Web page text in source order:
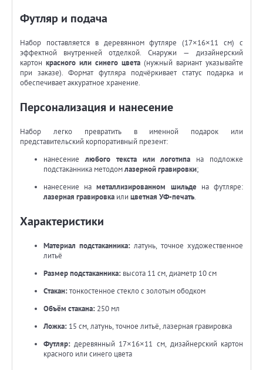
Футляр и подача
Набор поставляется в деревянном футляре (17×16×11 см) с
эффектной внутренней отделкой. Снаружи — дизайнерский
картон красного или синего цвета (нужный вариант указывайте
при заказе). Формат футляра подчёркивает статус подарка и
обеспечивает аккуратное хранение.
Персонализация и нанесение
Набор легко превратить в именной подарок или
представительский корпоративный презент:
нанесениелюбого текста или логотипа на подложке
подстаканника методомлазерной гравировки;
нанесение наметаллизированном шильдена футляре:
лазерная гравировка или цветная УФ-печать.
Характеристики
Материал подстаканника: латунь, точное художественное
литьё
Размер подстаканника: высота 11 см, диаметр 10 см
Стакан:тонкостенное стекло с золотым ободком
Объём стакана: 250 мл
Ложка: 15 см, латунь, точное литьё, лазерная гравировка
Футляр: деревянный 17×16×11 см, дизайнерский картон
красного или синего цвета